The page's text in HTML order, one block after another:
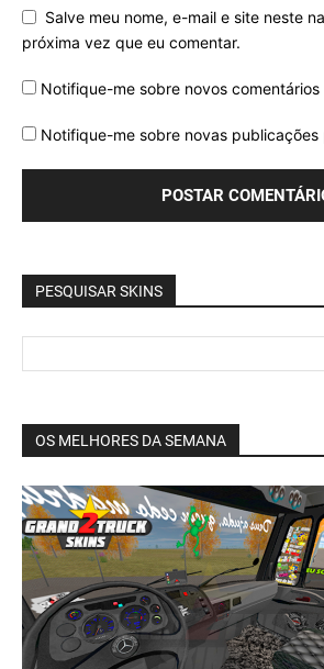
Salve meu nome, e-mail e site neste
próxima vez que eu comentar.
Notifique-me sobre novos comentários
Notifique-me sobre novas publicações
PESQUISAR SKINS
OS MELHORES DA SEMANA